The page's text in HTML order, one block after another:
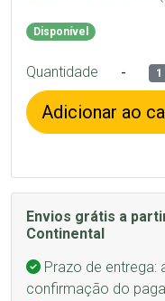
Disponível
Quantidade - 1
Adicionar ao
Envios grátis a
Continental
Prazo de entrega:
confirmação do